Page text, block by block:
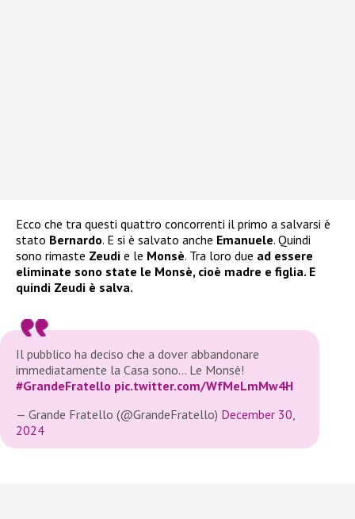
Ecco che tra questi quattro concorrenti il primo a salvarsi è
stato Bernardo. E si è salvato anche Emanuele. Quindi
sono rimaste Zeudi e le Monsè. Tra loro due ad essere
eliminate sono state le Monsè, cioè madre e figlia. E
quindi Zeudi è salva.
Il pubblico ha deciso che a dover abbandonare
immediatamente la Casa sono… Le Monsè!
#GrandeFratello pic.twitter.com/WfMeLmMw4H
— Grande Fratello (@GrandeFratello) December 30,
2024